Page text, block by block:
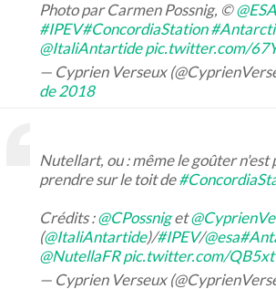
Photo par Carmen Possnig, ©@ESA
#IPEV#ConcordiaStation
@ItaliAntartide pic.twitter.com/
— Cyprien Verseux
de 2018
Nutellart, ou : même le goûter n'est
prendre sur le toit de
Crédits :@CPossniget
(@ItaliAntartide)/#IPEV/@esa
@NutellaFR pic.twitter.com/
— Cyprien Verseux